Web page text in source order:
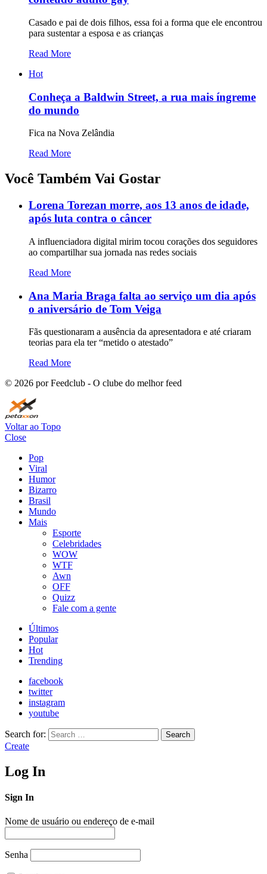
Casado e pai de dois filhos, essa foi a forma que ele encontrou
para sustentar a esposa e as crianças
Read More
Hot
Conheça a Baldwin Street, a rua mais íngreme
do mundo
Fica na Nova Zelândia
Read More
Você Também Vai Gostar
Lorena Torezan morre, aos 13 anos de idade,
após luta contra o câncer
A influenciadora digital mirim tocou corações dos seguidores
ao compartilhar sua jornada nas redes sociais
Read More
Ana Maria Braga falta ao serviço um dia após
o aniversário de Tom Veiga
Fãs questionaram a ausência da apresentadora e até criaram
teorias para ela ter “metido o atestado”
Read More
© 2026 por Feedclub - O clube do melhor feed
Voltar ao Topo
Close
Pop
Viral
Humor
Bizarro
Brasil
Mundo
Mais
Esporte
Celebridades
WOW
WTF
Awn
OFF
Quizz
Fale com a gente
Últimos
Popular
Hot
Trending
facebook
twitter
instagram
youtube
Search for: Search
Create
Log In
Sign In
Nome de usuário ou endereço de e-mail
Senha